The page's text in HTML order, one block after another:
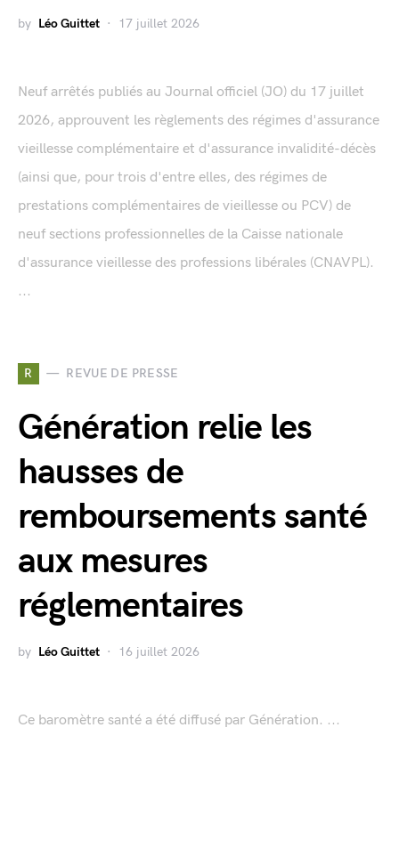
by Léo Guittet 17 juillet 2026
Neuf arrêtés publiés au Journal officiel (JO) du 17 juillet
2026, approuvent les règlements des régimes d'assurance
vieillesse complémentaire et d'assurance invalidité-décès
(ainsi que, pour trois d'entre elles, des régimes de
prestations complémentaires de vieillesse ou PCV) de
neuf sections professionnelles de la Caisse nationale
d'assurance vieillesse des professions libérales (CNAVPL).
...
R REVUE DE PRESSE
Génération relie les
hausses de
remboursements santé
aux mesures
réglementaires
by Léo Guittet 16 juillet 2026
Ce baromètre santé a été diffusé par Génération. ...